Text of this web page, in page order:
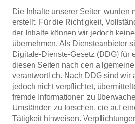
Die Inhalte unserer Seiten wurden
erstellt. Für die Richtigkeit,
der Inhalte können wir jedoch
übernehmen. Als Diensteanbieter
Digitale-Dienste-Gesetz (DDG) für
diesen Seiten nach den
verantwortlich. Nach DDG sind wir
jedoch nicht verpflichtet,
fremde Informationen zu
Umständen zu forschen, die auf
Tätigkeit hinweisen.